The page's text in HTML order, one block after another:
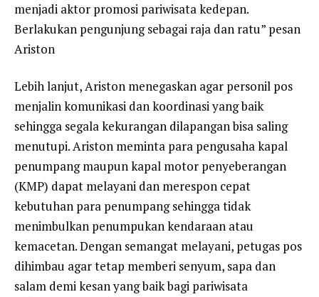
menjadi aktor promosi pariwisata kedepan.
Berlakukan pengunjung sebagai raja dan ratu” pesan
Ariston
Lebih lanjut, Ariston menegaskan agar personil pos
menjalin komunikasi dan koordinasi yang baik
sehingga segala kekurangan dilapangan bisa saling
menutupi. Ariston meminta para pengusaha kapal
penumpang maupun kapal motor penyeberangan
(KMP) dapat melayani dan merespon cepat
kebutuhan para penumpang sehingga tidak
menimbulkan penumpukan kendaraan atau
kemacetan. Dengan semangat melayani, petugas pos
dihimbau agar tetap memberi senyum, sapa dan
salam demi kesan yang baik bagi pariwisata